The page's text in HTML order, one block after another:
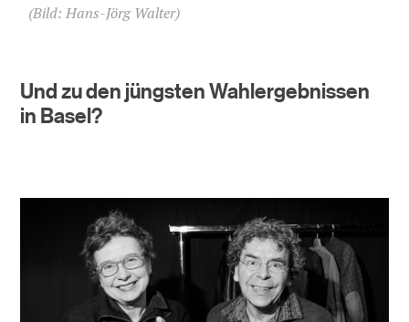
(Bild: Hans-Jörg Walter)
Und zu den jüngsten Wahlergebnissen
in Basel?